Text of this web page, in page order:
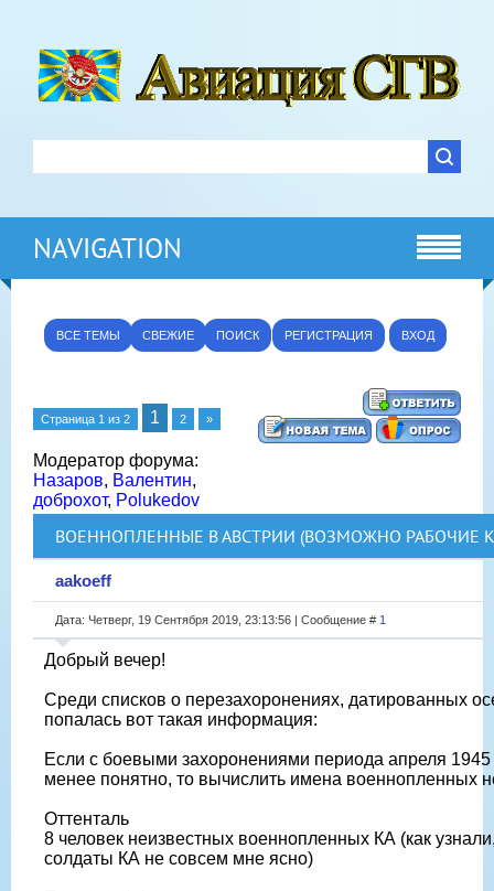
NAVIGATION
ВСЕ ТЕМЫ СВЕЖИЕ ПОИСК РЕГИСТРАЦИЯ ВХОД
Страница 1 из 2 1 2 »
Модератор форума:
Назаров, Валентин,
доброхот, Polukedov
ВОЕННОПЛЕННЫЕ В АВСТРИИ (ВОЗМОЖНО РАБОЧИЕ
aakoeff
Дата: Четверг, 19 Сентября 2019, 23:13:56 | Сообщение # 1
Добрый вечер!
Среди списков о перезахоронениях, датированных
попалась вот такая информация:
Если с боевыми захоронениями периода апреля 1945
менее понятно, то вычислить имена военнопленных
Оттенталь
8 человек неизвестных военнопленных КА (как
солдаты КА не совсем мне ясно)